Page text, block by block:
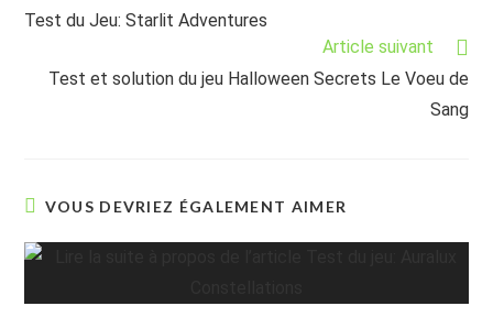
articles
Test du Jeu: Starlit Adventures
Article suivant
Test et solution du jeu Halloween Secrets Le Voeu de
Sang
VOUS DEVRIEZ ÉGALEMENT AIMER